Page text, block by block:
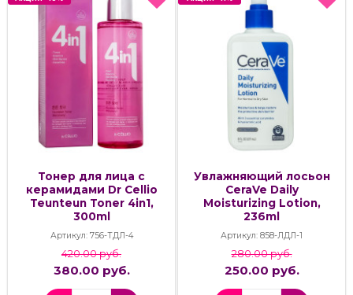
Тонер для лица с
керамидами Dr Cellio
Teunteun Toner 4in1,
300ml
Артикул: 756-ТДЛ-4
420.00 руб.
380.00 руб.
Увлажняющий лосьон
CeraVe Daily
Moisturizing Lotion,
236ml
Артикул: 858-ЛДЛ-1
280.00 руб.
250.00 руб.